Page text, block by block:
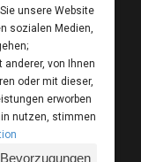
unsere Website
sozialen Medien,
von Ihnen
oder mit dieser,
erworben
nutzen, stimmen
Bevorzugungen